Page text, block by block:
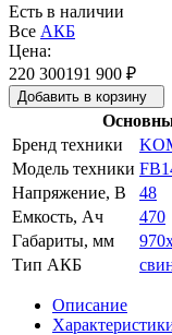
Есть в наличии
Все АКБ
Цена:
220 300191 900 ₽
Добавить в корзину
Бренд техники
Модель техники
Напряжение, В
48
Емкость, Ач
470
Габариты, мм
Тип АКБ
Описание